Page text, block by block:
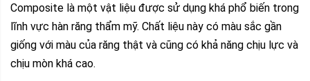
Composite là một vật liệu được sử dụng khá phổ biến trong
lĩnh vực hàn răng thẩm mỹ. Chất liệu này có màu sắc gần
giống với màu của răng thật và cũng có khả năng chịu lực và
chịu mòn khá cao.